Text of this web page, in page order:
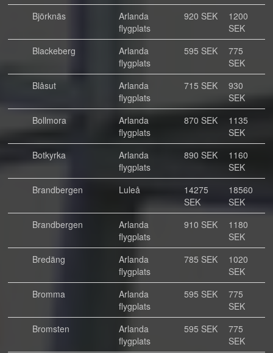
Björknäs
Arlanda
flygplats
920 SEK
1200
SEK
Blackeberg
Arlanda
flygplats
595 SEK
775
SEK
Blåsut
Arlanda
flygplats
715 SEK
930
SEK
Bollmora
Arlanda
flygplats
870 SEK
1135
SEK
Botkyrka
Arlanda
flygplats
890 SEK
1160
SEK
Brandbergen
Luleå
14275
SEK
18560
SEK
Brandbergen
Arlanda
flygplats
910 SEK
1180
SEK
Bredäng
Arlanda
flygplats
785 SEK
1020
SEK
Bromma
Arlanda
flygplats
595 SEK
775
SEK
Bromsten
Arlanda
flygplats
595 SEK
775
SEK